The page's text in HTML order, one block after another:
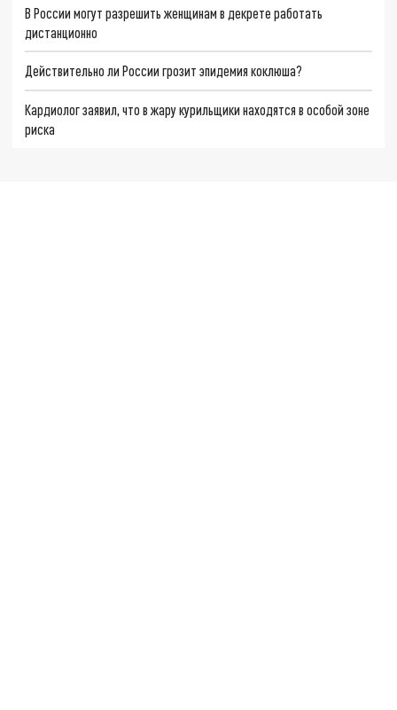
В России могут разрешить женщинам в декрете работать
дистанционно
Действительно ли России грозит эпидемия коклюша?
Кардиолог заявил, что в жару курильщики находятся в особой зоне
риска